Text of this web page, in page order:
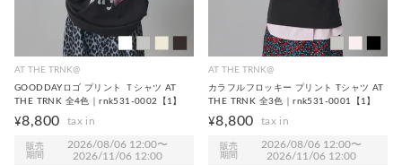
AT THE TRNK@
GOODDAYロゴ プリント Ｔシャツ AT
THE TRNK 全4色｜rnk531-0002【1】
¥8,800
販売
期間
2026/08/06 12:00〜
2026/11/06 12:00
AT THE TRNK@
カラフルフロッキー プリント Tシャツ AT
THE TRNK 全3色｜rnk531-0001【1】
¥8,800
販売
期間
2026/08/06 12:00〜
2026/11/06 12:00